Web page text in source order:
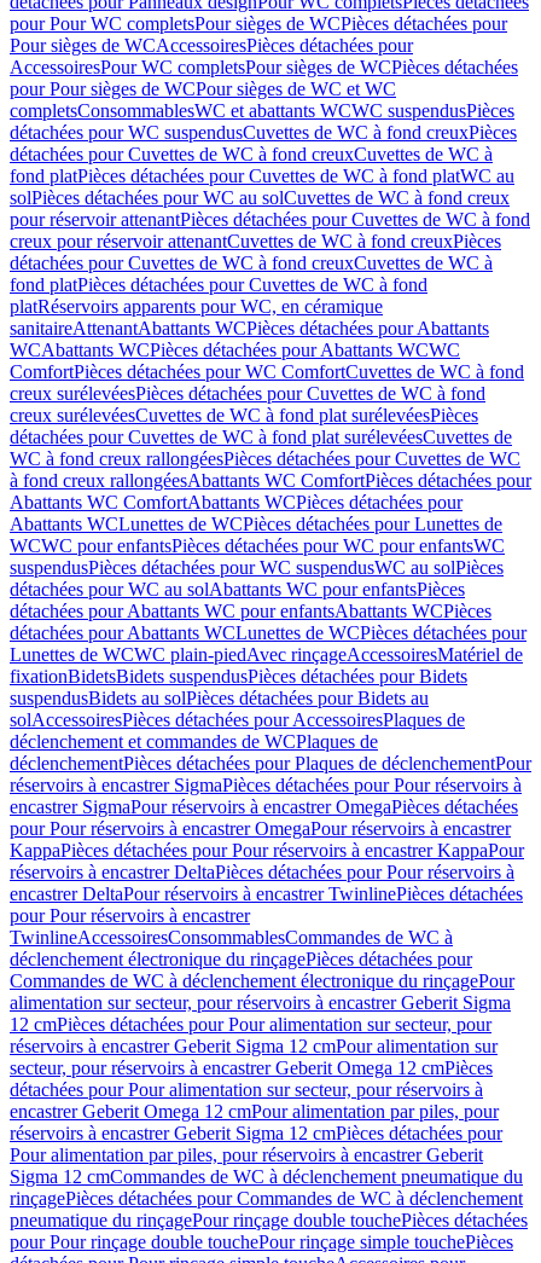
pour Pour WC completsPour sièges de WCPièces détachées pour
Pour sièges de WCAccessoiresPièces détachées pour
AccessoiresPour WC completsPour sièges de WCPièces détachées
pour Pour sièges de WCPour sièges de WC et WC
completsConsommablesWC et abattants WCWC suspendusPièces
détachées pour WC suspendusCuvettes de WC à fond creuxPièces
détachées pour Cuvettes de WC à fond creuxCuvettes de WC à
fond platPièces détachées pour Cuvettes de WC à fond platWC au
solPièces détachées pour WC au solCuvettes de WC à fond creux
pour réservoir attenantPièces détachées pour Cuvettes de WC à fond
creux pour réservoir attenantCuvettes de WC à fond creuxPièces
détachées pour Cuvettes de WC à fond creuxCuvettes de WC à
fond platPièces détachées pour Cuvettes de WC à fond
platRéservoirs apparents pour WC, en céramique
sanitaireAttenantAbattants WCPièces détachées pour Abattants
WCAbattants WCPièces détachées pour Abattants WCWC
ComfortPièces détachées pour WC ComfortCuvettes de WC à fond
creux surélevéesPièces détachées pour Cuvettes de WC à fond
creux surélevéesCuvettes de WC à fond plat surélevéesPièces
détachées pour Cuvettes de WC à fond plat surélevéesCuvettes de
WC à fond creux rallongéesPièces détachées pour Cuvettes de WC
à fond creux rallongéesAbattants WC ComfortPièces détachées pour
Abattants WC ComfortAbattants WCPièces détachées pour
Abattants WCLunettes de WCPièces détachées pour Lunettes de
WCWC pour enfantsPièces détachées pour WC pour enfantsWC
suspendusPièces détachées pour WC suspendusWC au solPièces
détachées pour WC au solAbattants WC pour enfantsPièces
détachées pour Abattants WC pour enfantsAbattants WCPièces
détachées pour Abattants WCLunettes de WCPièces détachées pour
Lunettes de WCWC plain-piedAvec rinçageAccessoiresMatériel de
fixationBidetsBidets suspendusPièces détachées pour Bidets
suspendusBidets au solPièces détachées pour Bidets au
solAccessoiresPièces détachées pour AccessoiresPlaques de
déclenchement et commandes de WCPlaques de
déclenchementPièces détachées pour Plaques de déclenchementPour
réservoirs à encastrer SigmaPièces détachées pour Pour réservoirs à
encastrer SigmaPour réservoirs à encastrer OmegaPièces détachées
pour Pour réservoirs à encastrer OmegaPour réservoirs à encastrer
KappaPièces détachées pour Pour réservoirs à encastrer KappaPour
réservoirs à encastrer DeltaPièces détachées pour Pour réservoirs à
encastrer DeltaPour réservoirs à encastrer TwinlinePièces détachées
pour Pour réservoirs à encastrer
TwinlineAccessoiresConsommablesCommandes de WC à
déclenchement électronique du rinçagePièces détachées pour
Commandes de WC à déclenchement électronique du rinçagePour
alimentation sur secteur, pour réservoirs à encastrer Geberit Sigma
12 cmPièces détachées pour Pour alimentation sur secteur, pour
réservoirs à encastrer Geberit Sigma 12 cmPour alimentation sur
secteur, pour réservoirs à encastrer Geberit Omega 12 cmPièces
détachées pour Pour alimentation sur secteur, pour réservoirs à
encastrer Geberit Omega 12 cmPour alimentation par piles, pour
réservoirs à encastrer Geberit Sigma 12 cmPièces détachées pour
Pour alimentation par piles, pour réservoirs à encastrer Geberit
Sigma 12 cmCommandes de WC à déclenchement pneumatique du
rinçagePièces détachées pour Commandes de WC à déclenchement
pneumatique du rinçagePour rinçage double touchePièces détachées
pour Pour rinçage double touchePour rinçage simple touchePièces